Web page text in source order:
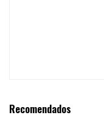
Recomendados